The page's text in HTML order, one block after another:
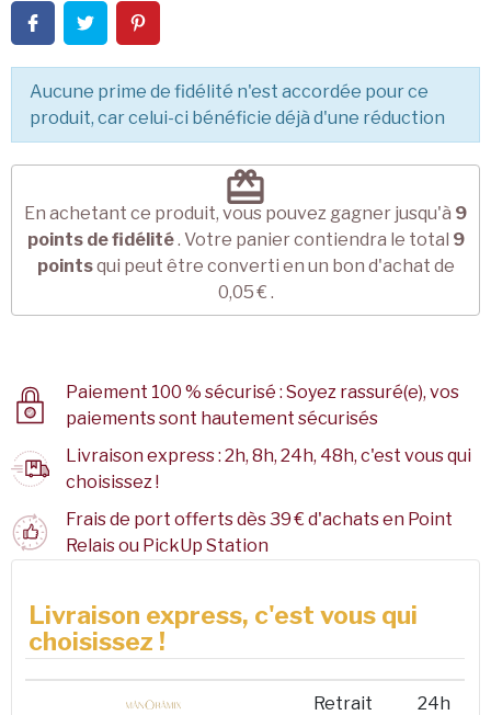
Aucune prime de fidélité n'est accordée pour ce
produit, car celui-ci bénéficie déjà d'une réduction
redeem
En achetant ce produit, vous pouvez gagner jusqu'à 9
points de fidélité. Votre panier contiendra le total 9
pointsqui peut être converti en un bon d'achat de
0,05 € .
Paiement 100 % sécurisé : Soyez rassuré(e), vos
paiements sont hautement sécurisés
Livraison express : 2h, 8h, 24h, 48h, c'est vous qui
choisissez !
Frais de port offerts dès 39 € d'achats en Point
Relais ou PickUp Station
Livraison express, c'est vous qui
choisissez !
Retrait
24h